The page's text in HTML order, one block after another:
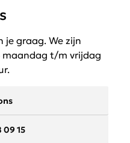
je graag. We zijn
t/m vrijdag
09 15